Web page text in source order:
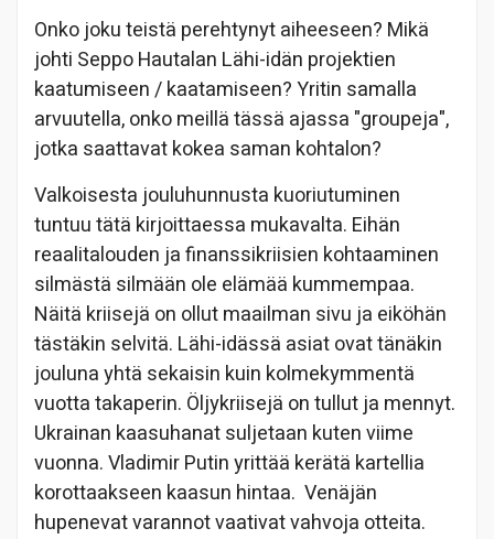
Onko joku teistä perehtynyt aiheeseen? Mikä
johti Seppo Hautalan Lähi-idän projektien
kaatumiseen / kaatamiseen? Yritin samalla
arvuutella, onko meillä tässä ajassa "groupeja",
jotka saattavat kokea saman kohtalon?
Valkoisesta jouluhunnusta kuoriutuminen
tuntuu tätä kirjoittaessa mukavalta. Eihän
reaalitalouden ja finanssikriisien kohtaaminen
silmästä silmään ole elämää kummempaa.
Näitä kriisejä on ollut maailman sivu ja eiköhän
tästäkin selvitä. Lähi-idässä asiat ovat tänäkin
jouluna yhtä sekaisin kuin kolmekymmentä
vuotta takaperin. Öljykriisejä on tullut ja mennyt.
Ukrainan kaasuhanat suljetaan kuten viime
vuonna. Vladimir Putin yrittää kerätä kartellia
korottaakseen kaasun hintaa. Venäjän
hupenevat varannot vaativat vahvoja otteita.